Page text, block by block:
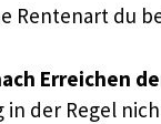
Rentenart du
Erreichen
in der Regel